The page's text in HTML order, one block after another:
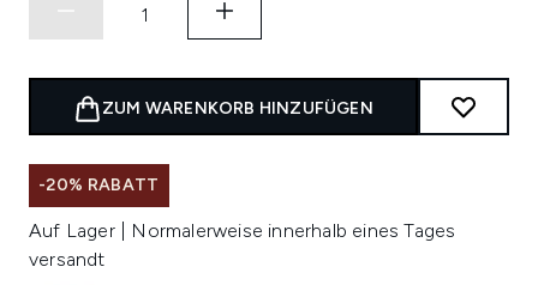
ZUM WARENKORB HINZUFÜGEN
-20% RABATT
Auf Lager | Normalerweise innerhalb eines Tages
versandt